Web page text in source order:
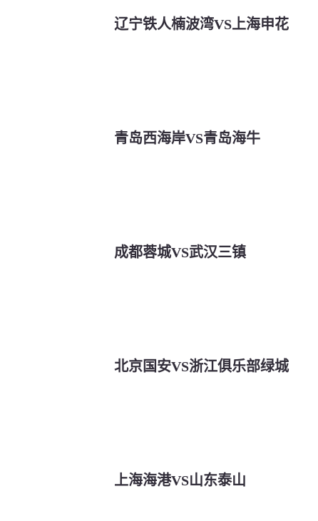
辽宁铁人楠波湾VS上海申花
青岛西海岸VS青岛海牛
成都蓉城VS武汉三镇
北京国安VS浙江俱乐部绿城
上海海港VS山东泰山